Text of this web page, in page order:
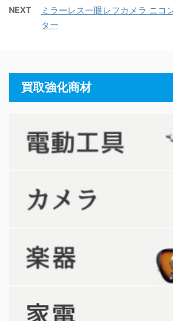
NEXT
ミラーレス一眼レフカメラ ニコ
ター
買取強化商材